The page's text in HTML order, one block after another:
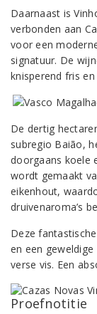
Daarnaast is
verbonden aan
voor een
signatuur. De
knisperend fris
De dertig
subregio Baião,
doorgaans koele
wordt gemaakt
eikenhout,
druivenaroma’s
Deze
en een
verse vis. Een
Proefnotitie